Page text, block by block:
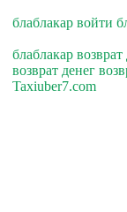
блаблакар войти
блаблакар
возврат денег
Taxiuber7.com